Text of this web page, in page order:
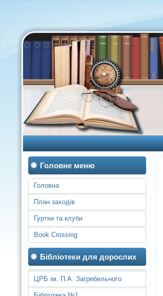
Головне меню
Головна
План заходів
Гуртки та клуби
Book Crossing
Бібліотеки для дорослих
ЦРБ ім. П.А. Загребельного